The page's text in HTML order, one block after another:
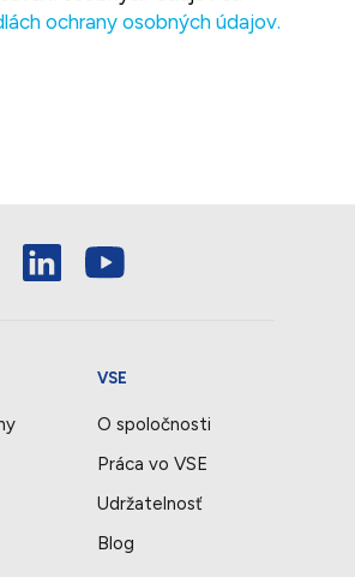
ochrany osobných údajov.
VSE
O spoločnosti
Práca vo VSE
Udržatelnosť
Blog